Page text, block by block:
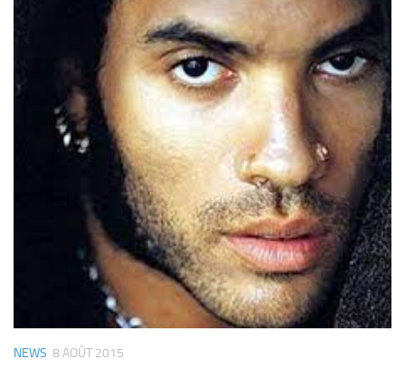
NEWS 8 AOÛT 2015